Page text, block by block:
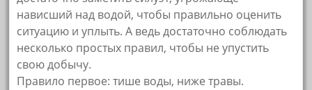
нависший над водой, чтобы правильно оценить
ситуацию и уплыть. А ведь достаточно соблюдать
несколько простых правил, чтобы не упустить
свою добычу.
Правило первое: тише воды, ниже травы.